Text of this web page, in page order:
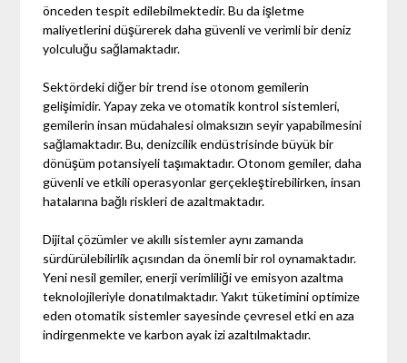
önceden tespit edilebilmektedir. Bu da işletme
maliyetlerini düşürerek daha güvenli ve verimli bir deniz
yolculuğu sağlamaktadır.
Sektördeki diğer bir trend ise otonom gemilerin
gelişimidir. Yapay zeka ve otomatik kontrol sistemleri,
gemilerin insan müdahalesi olmaksızın seyir yapabilmesini
sağlamaktadır. Bu, denizcilik endüstrisinde büyük bir
dönüşüm potansiyeli taşımaktadır. Otonom gemiler, daha
güvenli ve etkili operasyonlar gerçekleştirebilirken, insan
hatalarına bağlı riskleri de azaltmaktadır.
Dijital çözümler ve akıllı sistemler aynı zamanda
sürdürülebilirlik açısından da önemli bir rol oynamaktadır.
Yeni nesil gemiler, enerji verimliliği ve emisyon azaltma
teknolojileriyle donatılmaktadır. Yakıt tüketimini optimize
eden otomatik sistemler sayesinde çevresel etki en aza
indirgenmekte ve karbon ayak izi azaltılmaktadır.